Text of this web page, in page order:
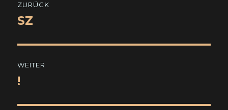
ZURÜCK
Vorheriger
SZ
WEITER
Nächster
!